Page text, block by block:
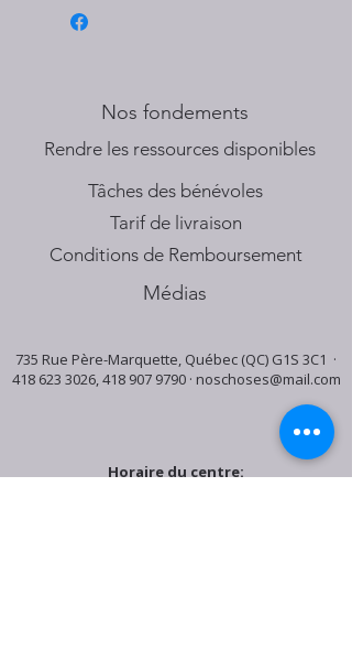
Nos fondements
​Rendre les ressources disponibles
Tâches des bénévoles
Tarif de livraison
Conditions de Remboursement
Médias
735 Rue Père-Marquette, Québec (QC) G1S 3C1 ·
418 623 3026,418 907 9790· noschoses@mail.com
Horaire du centre: